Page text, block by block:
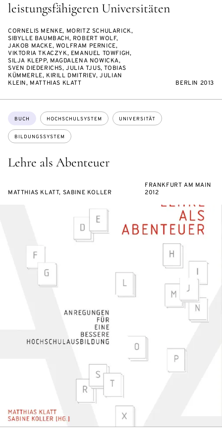
leistungsfähigeren Universitäten
CORNELIS MENKE, MORITZ SCHULARICK,
SIBYLLE BAUMBACH, ROBERT WOLF,
JAKOB MACKE, WOLFRAM PERNICE,
VIKTORIA TKACZYK, EMANUEL TOWFIGH,
SILJA KLEPP, MAGDALENA NOWICKA,
SVEN DIEDERICHS, JULIA TJUS, TOBIAS
KÜMMERLE, KIRILL DMITRIEV, JULIAN
KLEIN, MATTHIAS KLATT
BERLIN 2013
Lehre als Abenteuer
Themen:
BUCH HOCHSCHULSYSTEM UNIVERSITÄT
BILDUNGSSYSTEM
MATTHIAS KLATT, SABINE KOLLER
FRANKFURT AM MAIN
2012